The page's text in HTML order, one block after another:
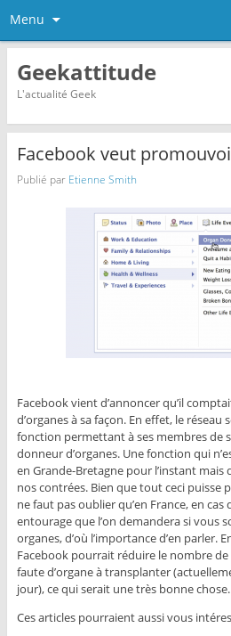
Menu
Geekattitude
L'actualité Geek
Facebook veut
Publié par Etienne Smith
Facebook vient d’annoncer qu’il
d’organes à sa façon. En effet, le
fonction permettant à ses membres de
donneur d’organes. Une fonction qui
en Grande-Bretagne pour l’instant
nos contrées. Bien que tout ceci puisse
ne faut pas oublier qu’en France, en cas
entourage que l’on demandera si vous
organes, d’où l’importance d’en parler.
Facebook pourrait réduire le nombre
faute d’organe à transplanter
jour), ce qui serait une très bonne chose.
Ces articles pourraient aussi vous